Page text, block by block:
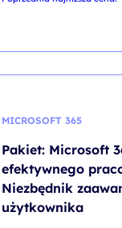
MICROSOFT 365
Pakiet: Microsoft
efektywnego
Niezbędnik
użytkownika